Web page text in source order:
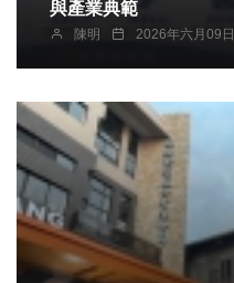
與產業典範
陳明 2026年六月09日